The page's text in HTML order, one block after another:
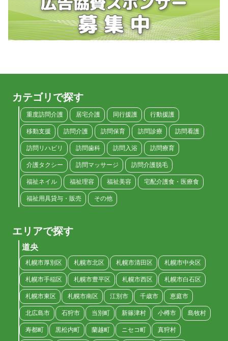
カテゴリで探す
重度訪問介護 居宅介護 同行援護 行動援護
移動支援 訪問介護 訪問保育 訪問診療 訪問看護
訪問リハビリ 訪問歯科 訪問入浴 訪問療育
介護タクシー 訪問マッサージ 訪問介護脱毛
福祉ネイル 福祉理容 福祉美容 宅配介護食・医療食
福祉用具貸与・販売 その他
エリアで探す
道央
札幌市厚別区 札幌市北区 札幌市清田区 札幌市中央区
札幌市手稲区 札幌市豊平区 札幌市西区 札幌市白石区
札幌市東区 札幌市南区 江別市 千歳市 恵庭市
北広島市 石狩市 当別町 新篠津村 小樽市 島牧村
寿都町 黒松内町 蘭越町 ニセコ町 真狩村